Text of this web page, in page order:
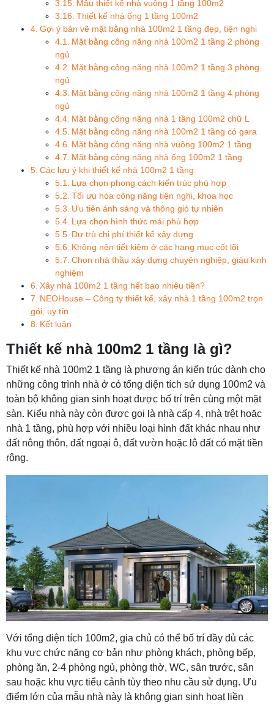
Mẫu thiết kế nhà vuông 1 tầng 100m2
Thiết kế nhà ống 1 tầng 100m2
Gợi ý bản vẽ mặt bằng nhà 100m2 1 tầng đẹp, tiện nghi
Mặt bằng công năng nhà 100m2 1 tầng 2 phòng
ngủ
Mặt bằng công năng nhà 100m2 1 tầng 3 phòng
ngủ
Mặt bằng công năng nhà 100m2 1 tầng 4 phòng
ngủ
Mặt bằng công năng nhà 1 tầng 100m2 chữ L
Mặt bằng công năng nhà 100m2 1 tầng có gara
Mặt bằng công năng nhà vuông 100m2 1 tầng
Mặt bằng công năng nhà ống 100m2 1 tầng
Các lưu ý khi thiết kế nhà 100m2 1 tầng
Lựa chọn phong cách kiến trúc phù hợp
Tối ưu hóa công năng tiện nghi, khoa học
Ưu tiên ánh sáng và thông gió tự nhiên
Lựa chọn hình thức mái phù hợp
Dự trù chi phí thiết kế xây dựng
Không nên tiết kiệm ở các hạng mục cốt lõi
Chọn nhà thầu xây dựng chuyên nghiệp, giàu kinh
nghiệm
Xây nhà 100m2 1 tầng hết bao nhiêu tiền?
NEOHouse – Công ty thiết kế, xây nhà 1 tầng 100m2 trọn
gói, uy tín
Kết luận
Thiết kế nhà 100m2 1 tầng là gì?
Thiết kế nhà 100m2 1 tầng là phương án kiến trúc dành cho
những công trình nhà ở có tổng diện tích sử dụng 100m2 và
toàn bộ không gian sinh hoạt được bố trí trên cùng một mặt
sàn. Kiểu nhà này còn được gọi là nhà cấp 4, nhà trệt hoặc
nhà 1 tầng, phù hợp với nhiều loại hình đất khác nhau như
đất nông thôn, đất ngoại ô, đất vườn hoặc lô đất có mặt tiền
rộng.
Với tổng diện tích 100m2, gia chủ có thể bố trí đầy đủ các
khu vực chức năng cơ bản như phòng khách, phòng bếp,
phòng ăn, 2-4 phòng ngủ, phòng thờ, WC, sân trước, sân
sau hoặc khu vực tiểu cảnh tùy theo nhu cầu sử dụng. Ưu
điểm lớn của mẫu nhà này là không gian sinh hoạt liền